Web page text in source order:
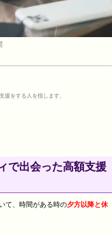
援をする人を指します。
で出会った高額支援
て、時間がある時の夕方以降と休